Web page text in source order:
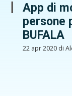
App di
persone
BUFALA
22 apr 2020 di